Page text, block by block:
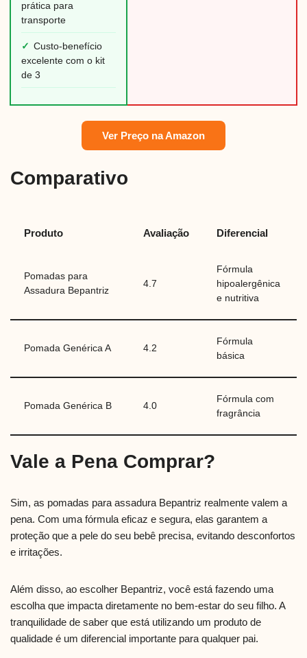
prática para
transporte
✓ Custo-benefício
excelente com o kit
de 3
Ver Preço na Amazon
Comparativo
Produto Avaliação Diferencial
Pomadas para
Assadura Bepantriz
4.7
Fórmula
hipoalergênica
e nutritiva
Pomada Genérica A 4.2
Fórmula
básica
Pomada Genérica B 4.0
Fórmula com
fragrância
Vale a Pena Comprar?
Sim, as pomadas para assadura Bepantriz realmente valem a
pena. Com uma fórmula eficaz e segura, elas garantem a
proteção que a pele do seu bebê precisa, evitando desconfortos
e irritações.
Além disso, ao escolher Bepantriz, você está fazendo uma
escolha que impacta diretamente no bem-estar do seu filho. A
tranquilidade de saber que está utilizando um produto de
qualidade é um diferencial importante para qualquer pai.